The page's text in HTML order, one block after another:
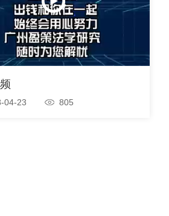
04-23 805